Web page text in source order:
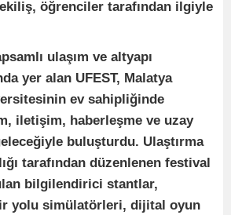
öğrenciler tarafından ilgiyle
ulaşım ve altyapı
yer alan UFEST, Malatya
ev sahipliğinde
iletişim, haberleşme ve uzay
buluşturdu. Ulaştırma
tarafından düzenlenen festival
bilgilendirici stantlar,
yolu simülatörleri, dijital oyun